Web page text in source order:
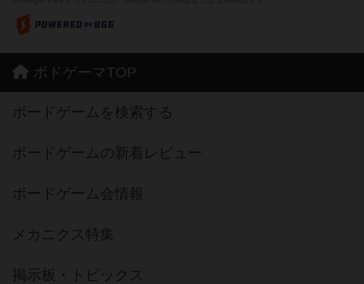
ボドゲーマTOP
ボードゲームを検索する
ボードゲームの新着レビュー
ボードゲーム会情報
メカニクス特集
掲示板・トピックス